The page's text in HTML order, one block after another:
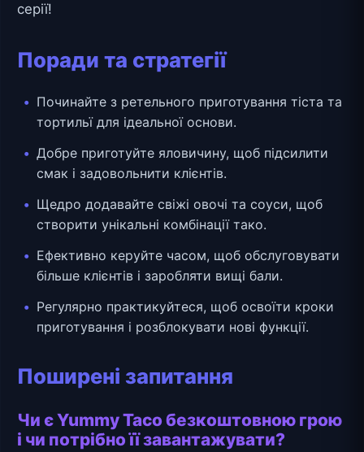
серії!
Поради та стратегії
Починайте з ретельного приготування тіста та
тортильї для ідеальної основи.
Добре приготуйте яловичину, щоб підсилити
смак і задовольнити клієнтів.
Щедро додавайте свіжі овочі та соуси, щоб
створити унікальні комбінації тако.
Ефективно керуйте часом, щоб обслуговувати
більше клієнтів і заробляти вищі бали.
Регулярно практикуйтеся, щоб освоїти кроки
приготування і розблокувати нові функції.
Поширені запитання
Чи є Yummy Taco безкоштовною грою
і чи потрібно її завантажувати?